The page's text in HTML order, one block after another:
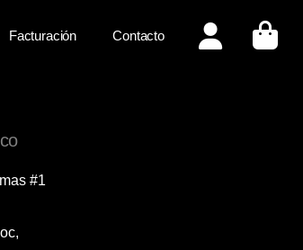
Facturación Contacto
#1